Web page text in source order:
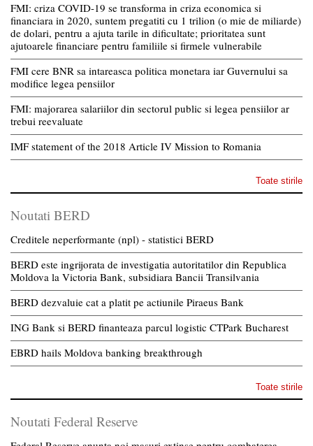
FMI: criza COVID-19 se transforma in criza economica si
financiara in 2020, suntem pregatiti cu 1 trilion (o mie de miliarde)
de dolari, pentru a ajuta tarile in dificultate; prioritatea sunt
ajutoarele financiare pentru familiile si firmele vulnerabile
FMI cere BNR sa intareasca politica monetara iar Guvernului sa
modifice legea pensiilor
FMI: majorarea salariilor din sectorul public si legea pensiilor ar
trebui reevaluate
IMF statement of the 2018 Article IV Mission to Romania
Toate stirile
Noutati BERD
Creditele neperformante (npl) - statistici BERD
BERD este ingrijorata de investigatia autoritatilor din Republica
Moldova la Victoria Bank, subsidiara Bancii Transilvania
BERD dezvaluie cat a platit pe actiunile Piraeus Bank
ING Bank si BERD finanteaza parcul logistic CTPark Bucharest
EBRD hails Moldova banking breakthrough
Toate stirile
Noutati Federal Reserve